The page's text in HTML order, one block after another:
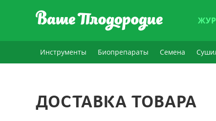
Инструменты Биопрепараты Семена
ДОСТАВКА ТОВАРА